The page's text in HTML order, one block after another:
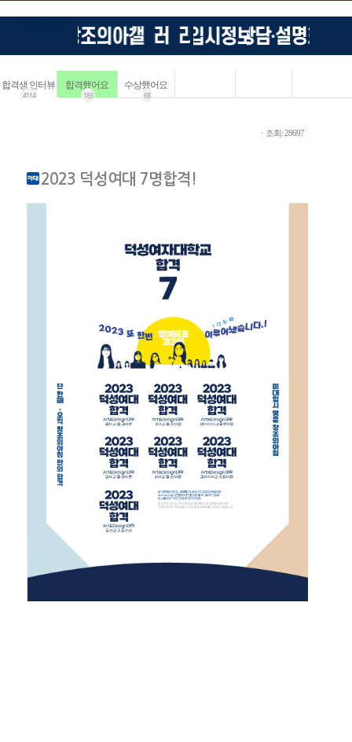
합격생 인터뷰
4114
합격했어요
183
수상했어요
68
ㆍ조회: 28697
2023 덕성여대 7명합격!